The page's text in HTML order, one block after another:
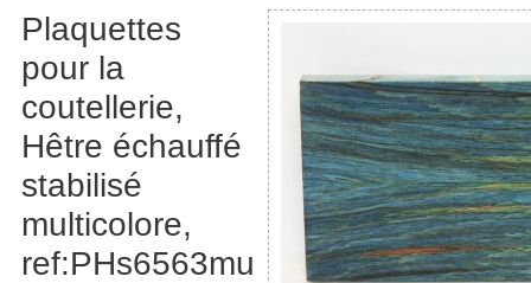
Plaquettes
pour la
coutellerie,
Hêtre échauffé
stabilisé
multicolore,
ref:PHs6563mu